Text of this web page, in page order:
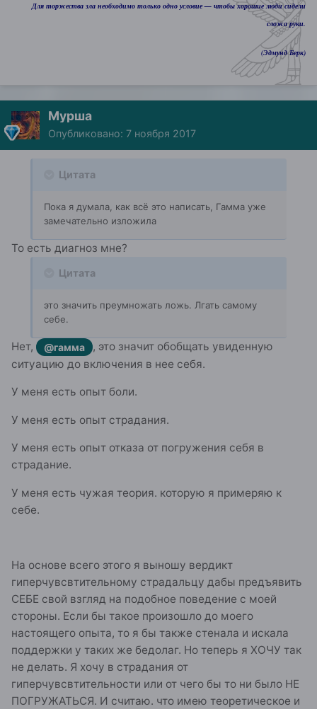
Для торжества зла необходимо только одно условие — чтобы хорошие люди сидели
сложа руки.
(Эдмунд Берк)
Мурша
Опубликовано: 7 ноября 2017
Цитата
Пока я думала, как всё это написать, Гамма уже
замечательно изложила
То есть диагноз мне?
Цитата
это значить преумножать ложь. Лгать самому
себе.
Нет, @гамма
, это значит обобщать увиденную
ситуацию до включения в нее себя.
У меня есть опыт боли.
У меня есть опыт страдания.
У меня есть опыт отказа от погружения себя в
страдание.
У меня есть чужая теория. которую я примеряю к
себе.
На основе всего этого я выношу вердикт
гиперчувсвтительному страдальцу дабы предъявить
СЕБЕ свой взгляд на подобное поведение с моей
стороны. Если бы такое произошло до моего
настоящего опыта, то я бы также стенала и искала
поддержки у таких же бедолаг. Но теперь я ХОЧУ так
не делать. Я хочу в страдания от
гиперчувсвтительности или от чего бы то ни было НЕ
ПОГРУЖАТЬСЯ. И считаю. что имею теоретическое и